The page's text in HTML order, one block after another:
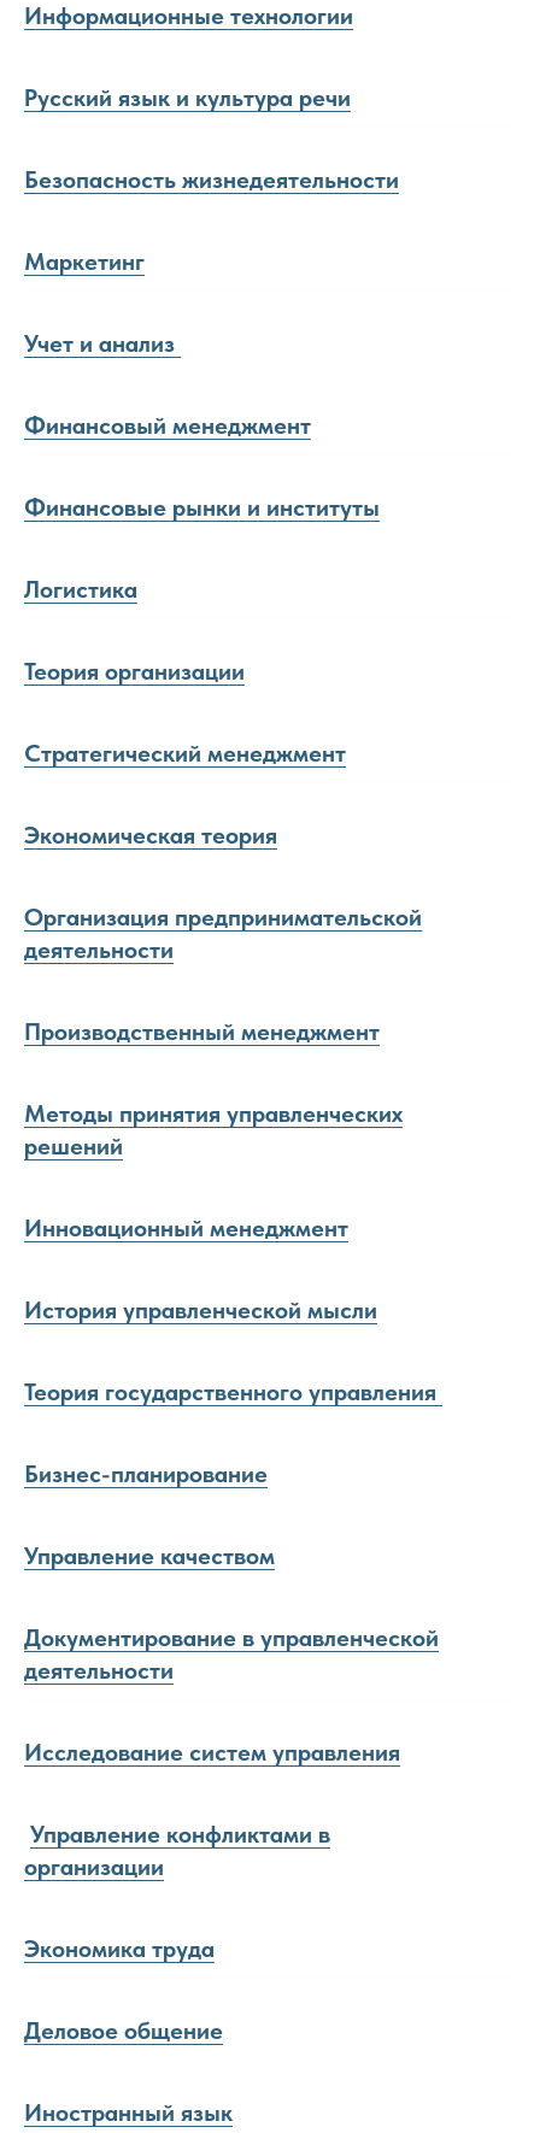
Информационные технологии
Русский язык и культура речи
Безопасность жизнедеятельности
Маркетинг
Учет и анализ
Финансовый менеджмент
Финансовые рынки и институты
Логистика
Теория организации
Стратегический менеджмент
Экономическая теория
Организация предпринимательской
деятельности
Производственный менеджмент
Методы принятия управленческих
решений
Инновационный менеджмент
История управленческой мысли
Теория государственного управления
Бизнес-планирование
Управление качеством
Документирование в управленческой
деятельности
Исследование систем управления
Управление конфликтами в
организации
Экономика труда
Деловое общение
Иностранный язык